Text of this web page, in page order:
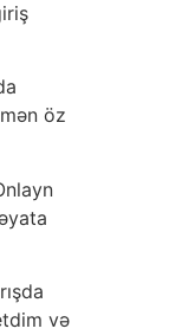
öz
və